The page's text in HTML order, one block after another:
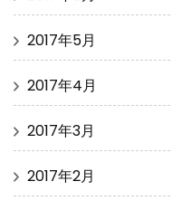
2017年5月
2017年4月
2017年3月
2017年2月